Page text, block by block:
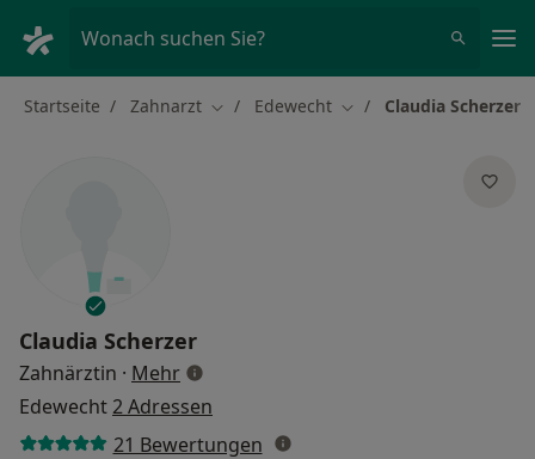
Wonach suchen Sie?
Startseite Zahnarzt Stadt ändern
Edewecht Stadt ändern
Claudia Scherzer
Claudia Scherzer
Zahnärztin · Mehrüber Spezialisierungen
Edewecht2 Adressen
21 Bewertungen